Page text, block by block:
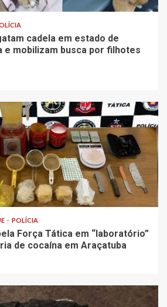
cadela em estado de
e mobilizam busca por filhotes
POLÍCIA
Força Tática em “laboratório”
de cocaína em Araçatuba